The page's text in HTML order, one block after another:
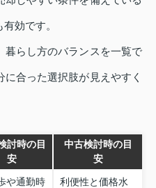
効です。
暮らし方のバランスを一覧で
合った選択肢が見えやすく
討時の目
安
中古検討時の目
安
や通勤時
利便性と価格水